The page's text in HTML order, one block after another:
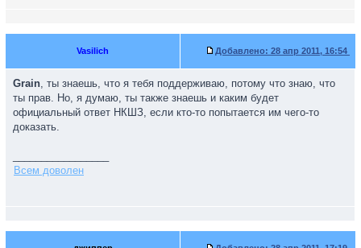
Vasilich Добавлено: 28 апр 2011, 16:54
Grain, ты знаешь, что я тебя поддерживаю, потому что знаю, что
ты прав. Но, я думаю, ты также знаешь и каким будет
официальный ответ НКШЗ, если кто-то попытается им чего-то
доказать.
Всем доволен